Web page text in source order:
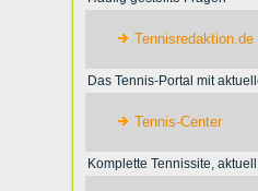
Tennisredaktion.de
Das Tennis-Portal mit
Tennis-Center
Komplette Tennissite,